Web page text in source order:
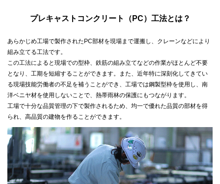
プレキャストコンクリート（PC）工法とは？
あらかじめ工場で製作されたPC部材を現場まで運搬し、クレーンなどにより
組み立てる工法です。
この工法によると現場での型枠、鉄筋の組み立てなどの作業がほとんど不要
となり、工期を短縮することができます。また、近年特に深刻化してきてい
る現場技能労働者の不足を補うことができ、工場では鋼製型枠を使用し、南
洋ベニヤ材を使用しないことで、熱帯雨林の保護にもつながります。
工場で十分な品質管理の下で製作されるため、均一で優れた品質の部材を得
られ、高品質の建物を作ることができます。